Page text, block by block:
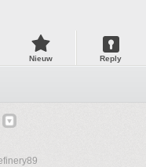
Nieuw Reply